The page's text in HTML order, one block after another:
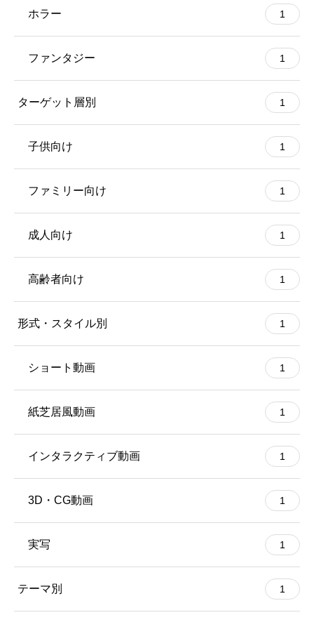
ホラー 1
ファンタジー 1
ターゲット層別 1
子供向け 1
ファミリー向け 1
成人向け 1
高齢者向け 1
形式・スタイル別 1
ショート動画 1
紙芝居風動画 1
インタラクティブ動画 1
3D・CG動画 1
実写 1
テーマ別 1